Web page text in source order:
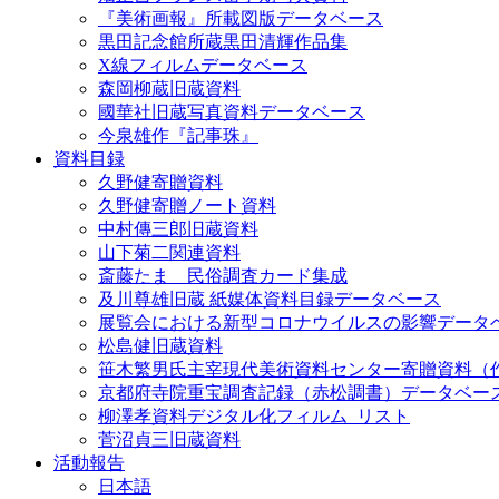
『美術画報』所載図版データベース
黒田記念館所蔵黒田清輝作品集
X線フィルムデータベース
森岡柳蔵旧蔵資料
國華社旧蔵写真資料データベース
今泉雄作『記事珠』
資料目録
久野健寄贈資料
久野健寄贈ノート資料
中村傳三郎旧蔵資料
山下菊二関連資料
斎藤たま 民俗調査カード集成
及川尊雄旧蔵 紙媒体資料目録データベース
展覧会における新型コロナウイルスの影響データ
松島健旧蔵資料
笹木繁男氏主宰現代美術資料センター寄贈資料（
京都府寺院重宝調査記録（赤松調書）データベー
柳澤孝資料デジタル化フィルム_リスト
菅沼貞三旧蔵資料
活動報告
日本語